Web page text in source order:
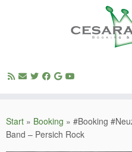
Inhalt
springen
Start » Booking » #Booking
Band – Persich Rock